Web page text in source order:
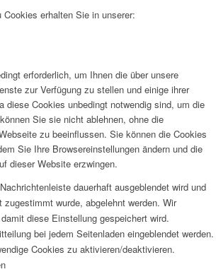
erhalten Sie in unserer:
erforderlich, um Ihnen die über unsere
zur Verfügung zu stellen und einige ihrer
diese Cookies unbedingt notwendig sind, um die
Sie sie nicht ablehnen, ohne die
zu beeinflussen. Sie können die Cookies
Sie Ihre Browsereinstellungen ändern und die
dieser Website erzwingen.
dauerhaft ausgeblendet wird und
wurde, abgelehnt werden. Wir
diese Einstellung gespeichert wird.
bei jedem Seitenladen eingeblendet werden.
Cookies zu aktivieren/deaktivieren.